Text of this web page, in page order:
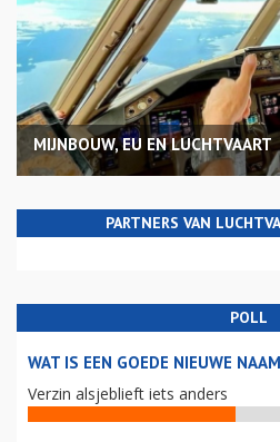
MIJNBOUW, EU EN LUCHTVAART
PARTNERS VAN
POLL
WAT IS EEN GOEDE NIEUWE
Verzin alsjeblieft iets anders